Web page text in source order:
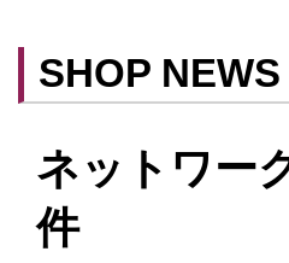
SHOP NEWS
ネットワー
件